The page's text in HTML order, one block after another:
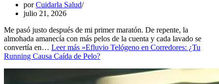
porCuidarla Salud
julio 21, 2026
Me pasó justo después de mi primer maratón. De repente, la
almohada amanecía con más pelos de la cuenta y cada lavado se
convertía en… Leer más »Efluvio Telógeno en Corredores: ¿Tu
Running Causa Caída de Pelo?